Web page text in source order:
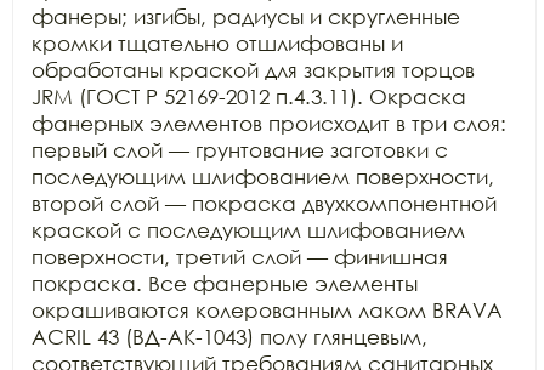
фанеры; изгибы, радиусы и скругленные
кромки тщательно отшлифованы и
обработаны краской для закрытия торцов
JRM (ГОСТ Р 52169-2012 п.4.3.11). Окраска
фанерных элементов происходит в три слоя:
первый слой — грунтование заготовки с
последующим шлифованием поверхности,
второй слой — покраска двухкомпонентной
краской с последующим шлифованием
поверхности, третий слой — финишная
покраска. Все фанерные элементы
окрашиваются колерованным лаком BRAVA
ACRIL 43 (ВД-АК-1043) полу глянцевым,
соответствующий требованиям санитарных